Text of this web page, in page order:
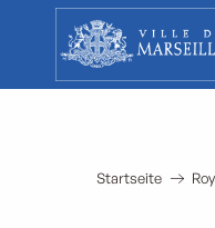
contenu
principal
Startseite